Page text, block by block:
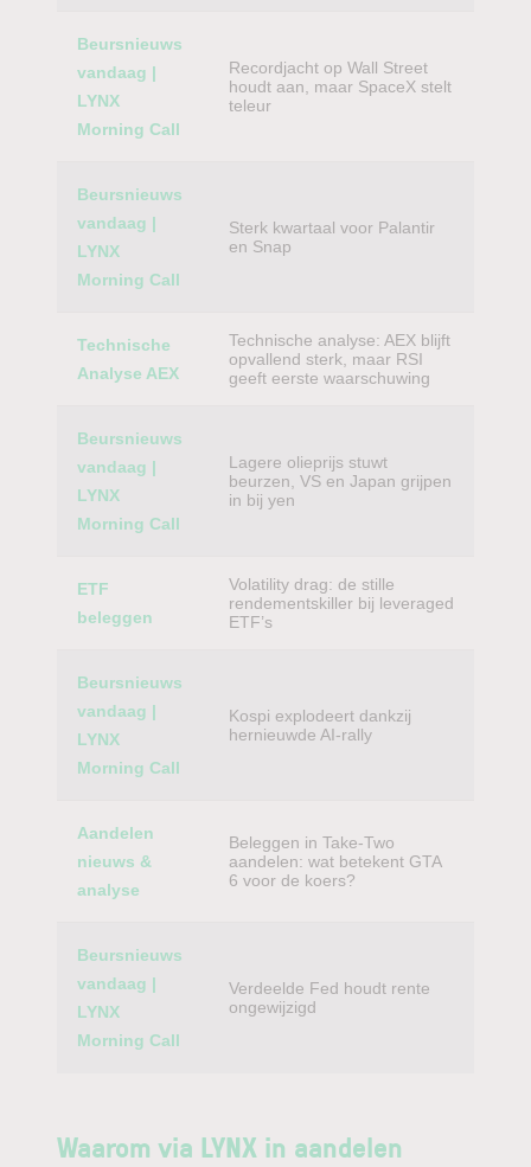
Beursnieuws
vandaag |
LYNX
Morning Call
Recordjacht op Wall Street
houdt aan, maar SpaceX stelt
teleur
Beursnieuws
vandaag |
LYNX
Morning Call
Sterk kwartaal voor Palantir
en Snap
Technische
Analyse AEX
Technische analyse: AEX blijft
opvallend sterk, maar RSI
geeft eerste waarschuwing
Beursnieuws
vandaag |
LYNX
Morning Call
Lagere olieprijs stuwt
beurzen, VS en Japan grijpen
in bij yen
ETF
beleggen
Volatility drag: de stille
rendementskiller bij leveraged
ETF’s
Beursnieuws
vandaag |
LYNX
Morning Call
Kospi explodeert dankzij
hernieuwde AI-rally
Aandelen
nieuws &
analyse
Beleggen in Take-Two
aandelen: wat betekent GTA
6 voor de koers?
Beursnieuws
vandaag |
LYNX
Morning Call
Verdeelde Fed houdt rente
ongewijzigd
Waarom via LYNX in aandelen